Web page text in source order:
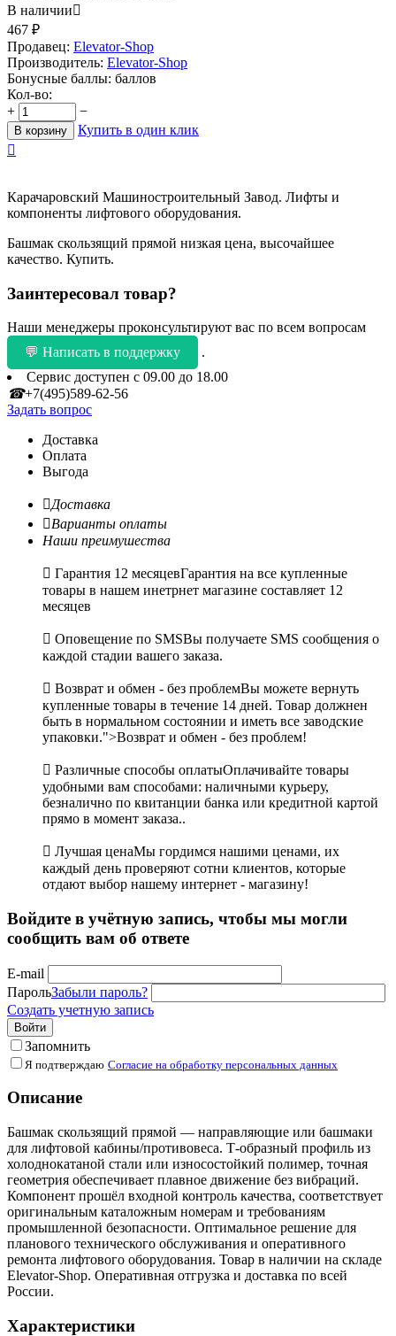
В наличии
467 ₽
Продавец: Elevator-Shop
Производитель: Elevator-Shop
Бонусные баллы: баллов
Кол-во:
+
−
В корзину
Купить в один клик

Карачаровский Машиностроительный Завод. Лифты и
компоненты лифтового оборудования.
Башмак скользящий прямой низкая цена, высочайшее
качество. Купить.
Заинтересовал товар?
Наши менеджеры проконсультируют вас по всем вопросам
💬 Написать в поддержку
.
Сервис доступен с 09.00 до 18.00
☎+7(495)589-62-56
Задать вопрос
Доставка
Оплата
Выгода
Доставка
Варианты оплаты
Наши преимушества
 Гарантия 12 месяцевГарантия на все купленные
товары в нашем инетрнет магазине составляет 12
месяцев
 Оповещение по SMSВы получаете SMS сообщения о
каждой стадии вашего заказа.
 Возврат и обмен - без проблемВы можете вернуть
купленные товары в течение 14 дней. Товар должнен
быть в нормальном состоянии и иметь все заводские
упаковки.">Возврат и обмен - без проблем!
 Различные способы оплатыОплачивайте товары
удобными вам способами: наличными курьеру,
безналично по квитанции банка или кредитной картой
прямо в момент заказа..
 Лучшая ценаМы гордимся нашими ценами, их
каждый день проверяют сотни клиентов, которые
отдают выбор нашему интернет - магазину!
Войдите в учётную запись, чтобы мы могли
сообщить вам об ответе
E-mail
ПарольЗабыли пароль?
Создать учетную запись
Войти
Запомнить
Я подтверждаю Согласие на обработку персональных данных
Описание
Башмак скользящий прямой — направляющие или башмаки
для лифтовой кабины/противовеса. Т-образный профиль из
холоднокатаной стали или износостойкий полимер, точная
геометрия обеспечивает плавное движение без вибраций.
Компонент прошёл входной контроль качества, соответствует
оригинальным каталожным номерам и требованиям
промышленной безопасности. Оптимальное решение для
планового технического обслуживания и оперативного
ремонта лифтового оборудования. Товар в наличии на складе
Elevator-Shop. Оперативная отгрузка и доставка по всей
России.
Характеристики